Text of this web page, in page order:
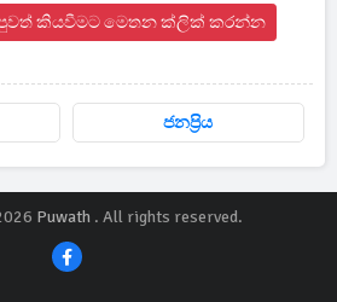
පුවත් කියවීමට මෙතන ක්ලික් කරන්න
ජනප්‍රිය
Puwath. All rights reserved.